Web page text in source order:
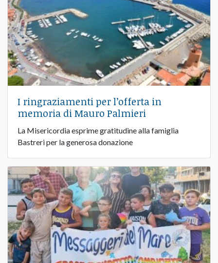
I ringraziamenti per l’offerta in
memoria di Mauro Palmieri
La Misericordia esprime gratitudine alla famiglia
Bastreri per la generosa donazione